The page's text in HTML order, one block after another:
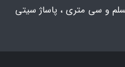
و سی متری ، پاساژ سیتی